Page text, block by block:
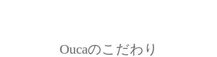
Oucaのこだわり